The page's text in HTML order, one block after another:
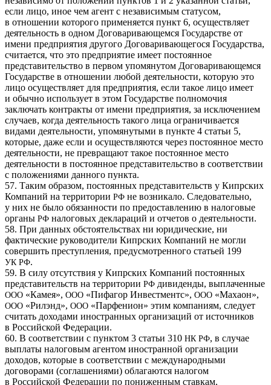
если лицо, иное чем агент с независимым статусом,
в отношении которого применяется пункт 6, осуществляет
деятельность в одном Договаривающемся Государстве от
имени предприятия другого Договаривающегося Государства,
считается, что это предприятие имеет постоянное
представительство в первом упомянутом Договаривающемся
Государстве в отношении любой деятельности, которую это
лицо осуществляет для предприятия, если такое лицо имеет
и обычно использует в этом Государстве полномочия
заключать контракты от имени предприятия, за исключением
случаев, когда деятельность такого лица ограничивается
видами деятельности, упомянутыми в пункте 4 статьи 5,
которые, даже если и осуществляются через постоянное место
деятельности, не превращают такое постоянное место
деятельности в постоянное представительство в соответствии
с положениями данного пункта.
57. Таким образом, постоянных представительств у Кипрских
Компаний на территории РФ не возникало. Следовательно,
у них не было обязанности по предоставлению в налоговые
органы РФ налоговых деклараций и отчетов о деятельности.
58. При данных обстоятельствах ни юридические, ни
фактические руководители Кипрских Компаний не могли
совершить преступления, предусмотренного статьей 199
УК РФ.
59. В силу отсутствия у Кипрских Компаний постоянных
представительств на территории РФ дивиденды, выплаченные
ООО «Камея», ООО «Пифагор Инвестментс», ООО «Махаон»,
ООО «Рилэнд», ООО «Парфенион» этим компаниям, следует
считать доходами иностранных организаций от источников
в Российской Федерации.
60. В соответствии с пунктом 3 статьи 310 НК РФ, в случае
выплаты налоговым агентом иностранной организации
доходов, которые в соответствии с международными
договорами (соглашениями) облагаются налогом
в Российской Федерации по пониженным ставкам,